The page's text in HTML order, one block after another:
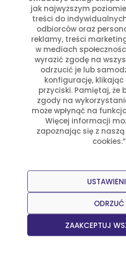
jak najwyższym
treści do
odbiorców oraz
reklamy, treści
w mediach
wyrazić zgodę na
odrzucić je lub
konfigurację,
przyciski. Pamiętaj, że
zgody na
może wpłynąć na
Więcej informacji
zapoznając się z
cookies.”
ZAAKCEPTUJ
ODRZUĆ
Eksportujemy towar
Przepisy